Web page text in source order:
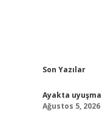
Son Yazılar
Ayakta
Ağustos 5, 2026